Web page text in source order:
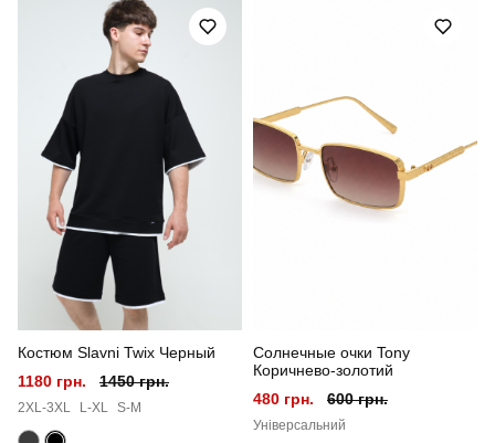
Склад тканини 95% бавовна, 5% еластан
Країна - виробник
Костюм Slavni Twix Черный
1180 грн.
1450 грн.
2XL-3XL L-XL S-M
Солнечные очки Tony
Коричнево-золотий
480 грн.
600 грн.
Універсальний